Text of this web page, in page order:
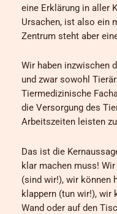
eine Erklärung in aller
Ursachen, ist also ein
Zentrum steht aber
Wir haben inzwischen
und zwar sowohl
Tiermedizinische
die Versorgung des
Arbeitszeiten leisten
Das ist die
klar machen muss!
(sind wir!), wir können
klappern (tun wir!), wir
Wand oder auf den